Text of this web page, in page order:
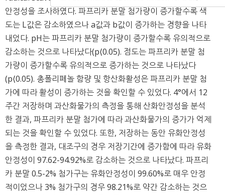
안정성을 조사하였다. 파프리카 분말 첨가량이 증가할수록 색
도는 L값은 감소하였으나 a값과 b값이 증가하는 경향을 나타
내었다. pH는 파프리카 분말 첨가량이 증가할수록 유의적으로
감소하는 것으로 나타났다(p⟨0.05). 점도는 파프리카 분말 첨
가량이 증가할수록 유의적으로 증가하는 것으로 나타났다
(p⟨0.05). 총폴리페놀 함량 및 항산화활성은 파프리카 분말 첨
가에 따라 활성이 증가하는 것을 확인할 수 있었다. 4°에서 12
주간 저장하며 과산화물가의 측정을 통해 산화안정성을 분석
한 결과, 파프리카 분말 첨가에 따라 과산화물가의 증가가 억제
되는 것을 확인할 수 있었다. 또한, 저장하는 동안 유화안정성
을 측정한 결과, 대조구의 경우 저장기간에 증가함에 따라 유화
안정성이 97.62-94.92%로 감소하는 것으로 나타났다. 파프리
카 분말 0.5-2% 첨가구는 유화안정성이 99.60%로 매우 안정
적이었으나 3% 첨가구의 경우 98.21%로 약간 감소하는 것으